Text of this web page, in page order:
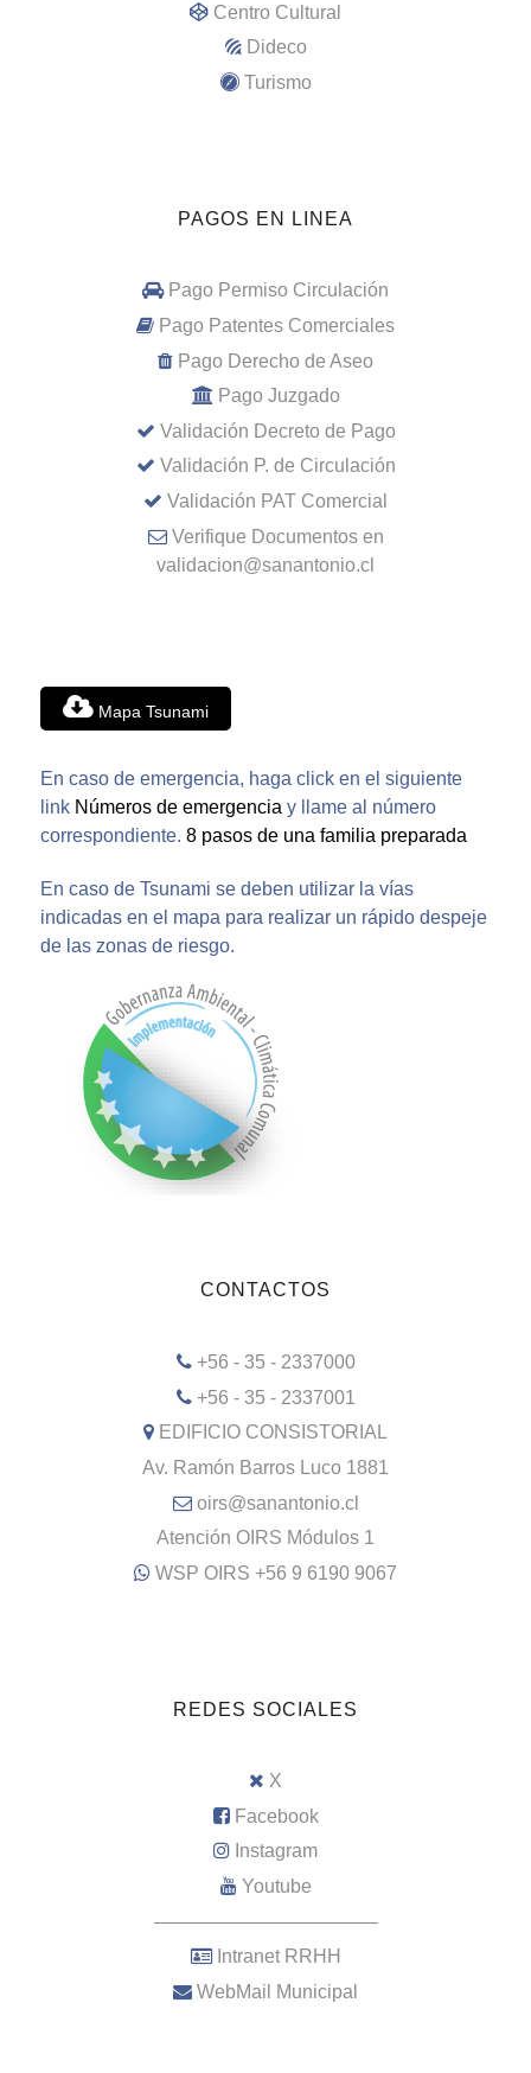
Centro Cultural
Dideco
Turismo
PAGOS EN LINEA
Pago Permiso Circulación
Pago Patentes Comerciales
Pago Derecho de Aseo
Pago Juzgado
Validación Decreto de Pago
Validación P. de Circulación
Validación PAT Comercial
Verifique Documentos en
validacion@sanantonio.cl
Mapa Tsunami
En caso de emergencia, haga click en el siguiente
link Números de emergencia y llame al número
correspondiente. 8 pasos de una familia preparada
En caso de Tsunami se deben utilizar la vías
indicadas en el mapa para realizar un rápido despeje
de las zonas de riesgo.
CONTACTOS
+56 - 35 - 2337000
+56 - 35 - 2337001
EDIFICIO CONSISTORIAL
Av. Ramón Barros Luco 1881
oirs@sanantonio.cl
Atención OIRS Módulos 1
WSP OIRS +56 9 6190 9067
REDES SOCIALES
X
Facebook
Instagram
Youtube
–––––––––––––––––––––
Intranet RRHH
WebMail Municipal